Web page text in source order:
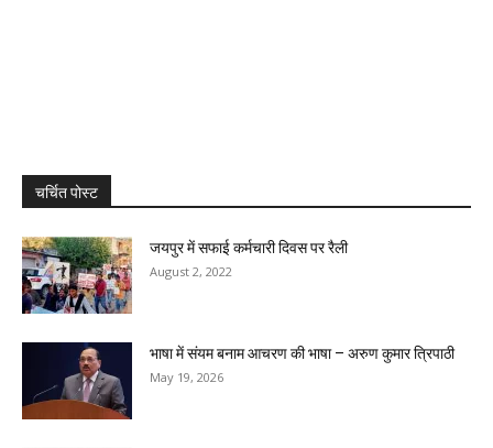
चर्चित पोस्ट
जयपुर में सफाई कर्मचारी दिवस पर रैली
August 2, 2022
भाषा में संयम बनाम आचरण की भाषा – अरुण कुमार त्रिपाठी
May 19, 2026